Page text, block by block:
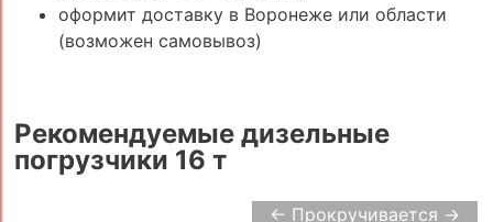
оформит доставку в Воронеже или области
(возможен самовывоз)
Рекомендуемые дизельные
погрузчики 16 т
← Прокручивается →